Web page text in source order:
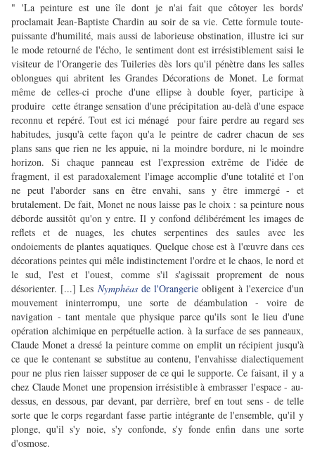
" 'La peinture est une île dont je n'ai fait que côtoyer les bords'
proclamait Jean-Baptiste Chardin au soir de sa vie. Cette formule toute-
puissante d'humilité, mais aussi de laborieuse obstination, illustre ici sur
le mode retourné de l'écho, le sentiment dont est irrésistiblement saisi le
visiteur de l'Orangerie des Tuileries dès lors qu'il pénètre dans les salles
oblongues qui abritent les Grandes Décorations de Monet. Le format
même de celles-ci proche d'une ellipse à double foyer, participe à
produire cette étrange sensation d'une précipitation au-delà d'une espace
reconnu et repéré. Tout est ici ménagé pour faire perdre au regard ses
habitudes, jusqu'à cette façon qu'a le peintre de cadrer chacun de ses
plans sans que rien ne les appuie, ni la moindre bordure, ni le moindre
horizon. Si chaque panneau est l'expression extrême de l'idée de
fragment, il est paradoxalement l'image accomplie d'une totalité et l'on
ne peut l'aborder sans en être envahi, sans y être immergé - et
brutalement. De fait, Monet ne nous laisse pas le choix : sa peinture nous
déborde aussitôt qu'on y entre. Il y confond délibérément les images de
reflets et de nuages, les chutes serpentines des saules avec les
ondoiements de plantes aquatiques. Quelque chose est à l'œuvre dans ces
décorations peintes qui mêle indistinctement l'ordre et le chaos, le nord et
le sud, l'est et l'ouest, comme s'il s'agissait proprement de nous
désorienter. [...] Les Nymphéasde l'Orangerie obligent à l'exercice d'un
mouvement ininterrompu, une sorte de déambulation - voire de
navigation - tant mentale que physique parce qu'ils sont le lieu d'une
opération alchimique en perpétuelle action. à la surface de ses panneaux,
Claude Monet a dressé la peinture comme on emplit un récipient jusqu'à
ce que le contenant se substitue au contenu, l'envahisse dialectiquement
pour ne plus rien laisser supposer de ce qui le supporte. Ce faisant, il y a
chez Claude Monet une propension irrésistible à embrasser l'espace - au-
dessus, en dessous, par devant, par derrière, bref en tout sens - de telle
sorte que le corps regardant fasse partie intégrante de l'ensemble, qu'il y
plonge, qu'il s'y noie, s'y confonde, s'y fonde enfin dans une sorte
d'osmose.